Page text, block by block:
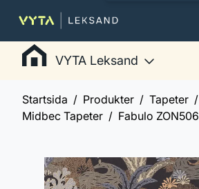
VYTA Leksand
Startsida Produkter
Tapeter
Midbec Tapeter
Fabulo ZON506